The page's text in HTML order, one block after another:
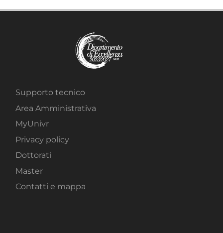
Supporto tecnico
Area Amministrativa
MyUnivr
Privacy policy
Dottorati
Master
Contatti e mappa